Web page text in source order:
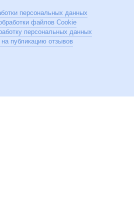
персональных данных
файлов Cookie
персональных данных
публикацию отзывов